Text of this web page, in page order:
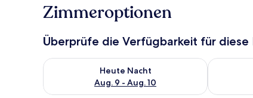
Zimmeroptionen
Überprüfe die Verfügbarkeit für diese
Heute Nacht
Aug. 9 - Aug. 10
Überprüfe die Verfügbarkeit für heute Nacht,
Überprüfe